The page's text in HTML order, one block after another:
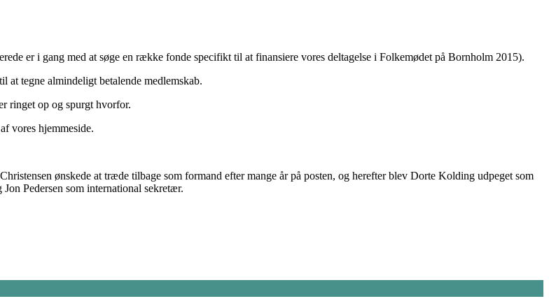
er i gang med at søge en række fonde specifikt til at finansiere vores deltagelse i Folkemødet på Bornholm 2015).
at tegne almindeligt betalende medlemskab.
ringet op og spurgt hvorfor.
vores hjemmeside.
ønskede at træde tilbage som formand efter mange år på posten, og herefter blev Dorte Kolding udpeget som
Pedersen som international sekretær.